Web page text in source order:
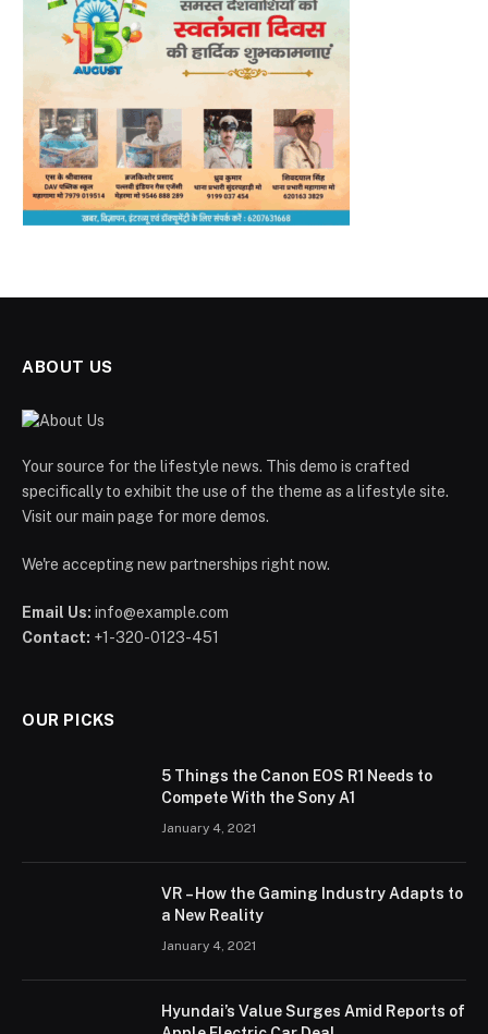
ABOUT US
Your source for the lifestyle news. This demo is crafted
specifically to exhibit the use of the theme as a lifestyle site.
Visit our main page for more demos.
We're accepting new partnerships right now.
Email Us: info@example.com
Contact: +1-320-0123-451
OUR PICKS
5 Things the Canon EOS R1 Needs to
Compete With the Sony A1
January 4, 2021
VR – How the Gaming Industry Adapts to
a New Reality
January 4, 2021
Hyundai’s Value Surges Amid Reports of